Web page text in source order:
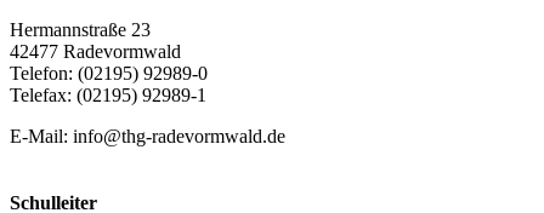
Hermannstraße 23
42477 Radevormwald
Telefon: (02195) 92989-0
Telefax: (02195) 92989-1
E-Mail: info@thg-radevormwald.de
Schulleiter